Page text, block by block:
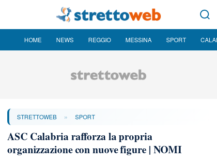
HOME NEWS REGGIO MESSINA SPORT
STRETTOWEB » SPORT
ASC Calabria rafforza la propria
organizzazione con nuove figure | NOMI